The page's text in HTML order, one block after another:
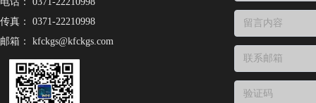
传真：
0371-22210998
邮箱：
kfckgs@kfckgs.com